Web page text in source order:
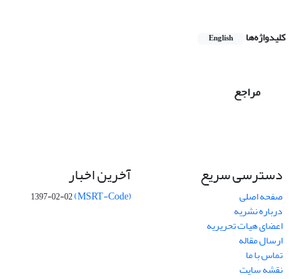
کلیدواژه‌ها English
مراجع
دسترسی سریع
صفحه اصلی
درباره نشریه
اعضای هیات تحریریه
ارسال مقاله
تماس با ما
نقشه سایت
آخرین اخبار
(MSRT-Code)
1397-02-02